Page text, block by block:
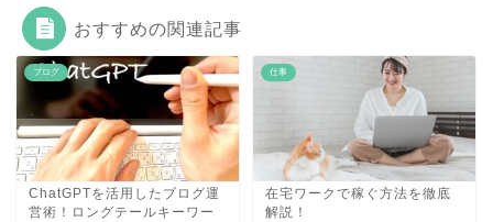
おすすめの関連記事
ブログ
ChatGPTを活用したブログ運
営術！ロングテールキーワー
仕事
在宅ワークで稼ぐ方法を徹底
解説！